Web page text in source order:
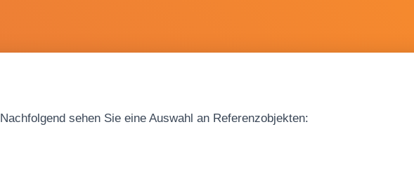
Nachfolgend sehen Sie eine Auswahl an Referenzobjekten: